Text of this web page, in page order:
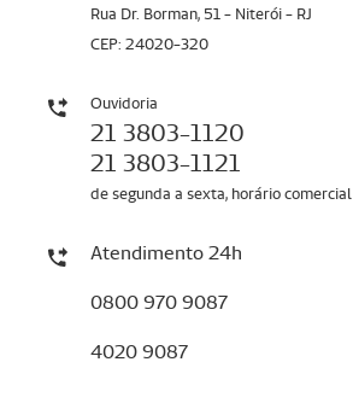
Rua Dr. Borman, 51 - Niterói - RJ
CEP: 24020-320
Ouvidoria
21 3803-1120
21 3803-1121
de segunda a sexta, horário comercial
Atendimento 24h
0800 970 9087
4020 9087